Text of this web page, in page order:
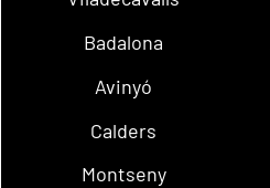
Badalona
Avinyó
Calders
Montseny